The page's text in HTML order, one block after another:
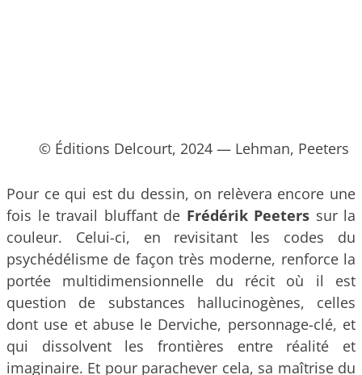
© Éditions Delcourt, 2024 — Lehman, Peeters
Pour ce qui est du dessin, on relèvera encore une
fois le travail bluffant de Frédérik Peeters sur la
couleur. Celui-ci, en revisitant les codes du
psychédélisme de façon très moderne, renforce la
portée multidimensionnelle du récit où il est
question de substances hallucinogènes, celles
dont use et abuse le Derviche, personnage-clé, et
qui dissolvent les frontières entre réalité et
imaginaire. Et pour parachever cela, sa maîtrise du